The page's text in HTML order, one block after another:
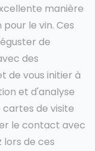
manière
le vin. Ces
de
des
de vous initier à
et d'analyse
cartes de visite
le contact avec
lors de ces